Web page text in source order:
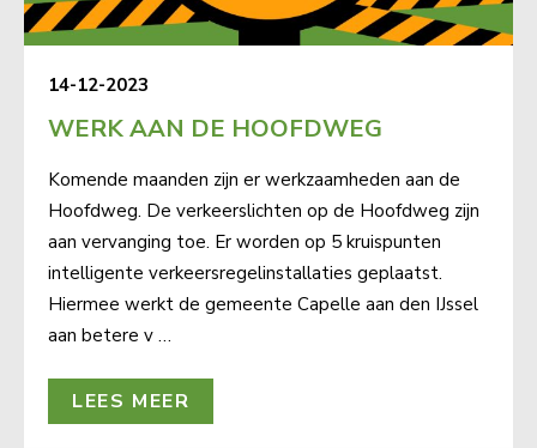
14-12-2023
WERK AAN DE HOOFDWEG
Komende maanden zijn er werkzaamheden aan de
Hoofdweg. De verkeerslichten op de Hoofdweg zijn
aan vervanging toe. Er worden op 5 kruispunten
intelligente verkeersregelinstallaties geplaatst.
Hiermee werkt de gemeente Capelle aan den IJssel
aan betere v …
LEES MEER